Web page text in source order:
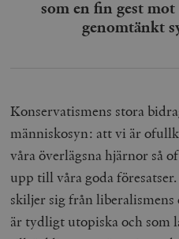
som en fin gest mot
genomtänkt
Konservatismens stora
människosyn: att vi är
våra överlägsna hjärnor så
upp till våra goda
skiljer sig från liberalismens
är tydligt utopiska och som